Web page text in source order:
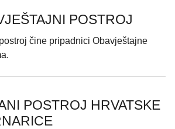
POSTROJ
čine pripadnici Obavještajne
POSTROJ HRVATSKE